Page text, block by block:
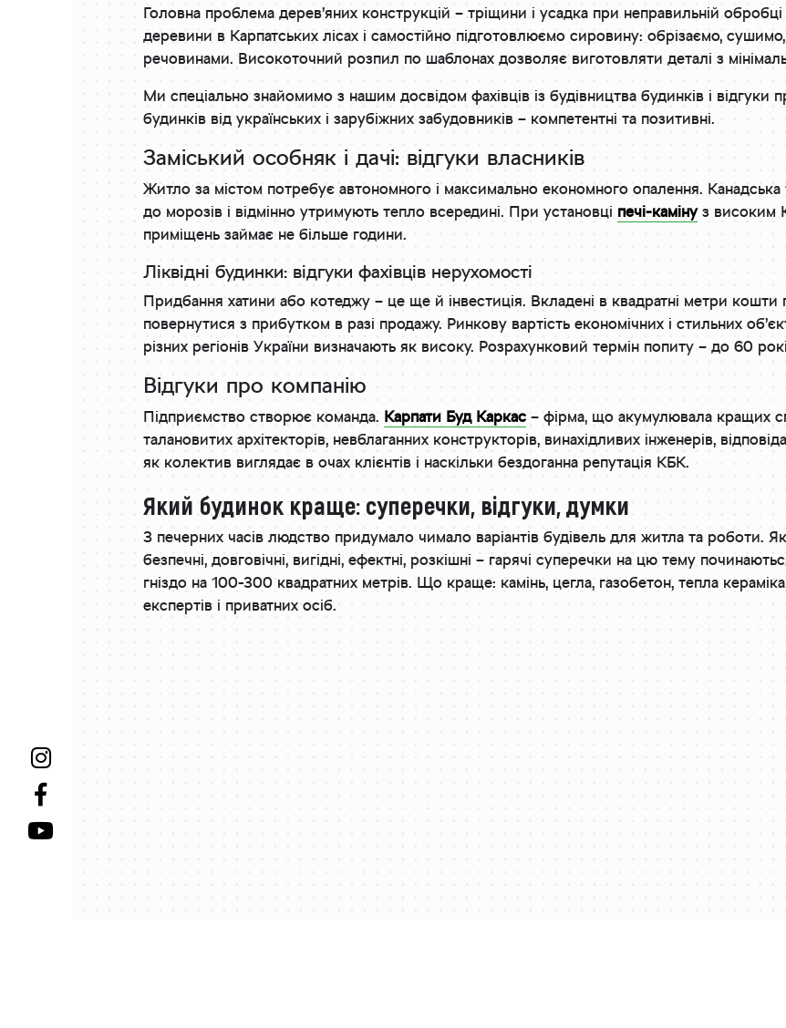
Головна проблема дерев’яних конструкцій – тріщини і усадка при неправильній
деревини в Карпатських лісах і самостійно підготовлюємо сировину: обрізаємо,
речовинами. Високоточний розпил по шаблонах дозволяє виготовляти деталі з
Ми спеціально знайомимо з нашим досвідом фахівців із будівництва будинків і відгуки
будинків від українських і зарубіжних забудовників – компетентні та позитивні.
Заміський особняк і дачі: відгуки власників
Житло за містом потребує автономного і максимально економного опалення. Канадська
до морозів і відмінно утримують тепло всередині. При установці печі-камінуз високим
приміщень займає не більше години.
Ліквідні будинки: відгуки фахівців нерухомості
Придбання хатини або котеджу – це ще й інвестиція. Вкладені в квадратні метри кошти
повернутися з прибутком в разі продажу. Ринкову вартість економічних і стильних
різних регіонів України визначають як високу. Розрахунковий термін попиту – до 60
Відгуки про компанію
Підприємство створює команда. Карпати Буд Каркас– фірма, що акумулювала кращих
талановитих архітекторів, невблаганних конструкторів, винахідливих інженерів,
як колектив виглядає в очах клієнтів і наскільки бездоганна репутація КБК.
Який будинок краще: суперечки, відгуки, думки
З печерних часів людство придумало чимало варіантів будівель для житла та роботи. Які
безпечні, довговічні, вигідні, ефектні, розкішні – гарячі суперечки на цю тему
гніздо на 100-300 квадратних метрів. Що краще: камінь, цегла, газобетон, тепла
експертів і приватних осіб.